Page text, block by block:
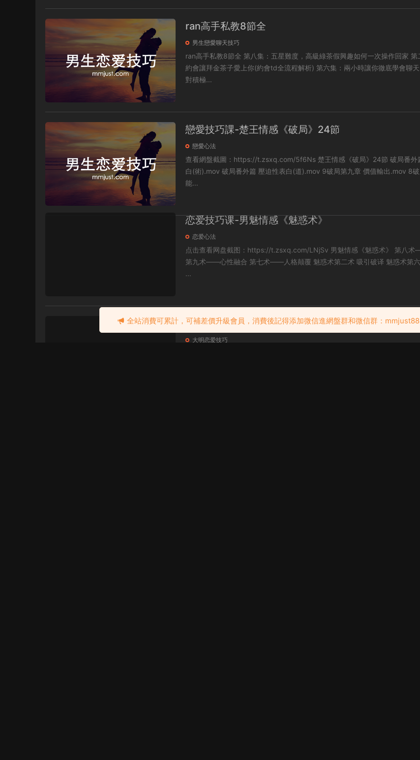
ran高手私教8節全
男生戀愛聊天技巧
ran高手私教8節全 第八集：五星難度，高級綠茶假興趣如何一次操作回家 第二集：一次
約會讓拜金茶子愛上你(約會td全流程解析) 第六集：兩小時讓你徹底學會聊天 第七集：面
對積極...
戀愛技巧課-楚王情感《破局》24節
戀愛心法
查看網盤截圖：https://t.zsxq.com/5f6Ns 楚王情感《破局》24節 破局番外篇 壓迫性表
白(術).mov 破局番外篇 壓迫性表白(道).mov 9破局第九章 價值輸出.mov 8破局第八章 萬
能...
恋爱技巧课-男魅情感《魅惑术》
恋爱心法
点击查看网盘截图：https://t.zsxq.com/LNjSv 男魅情感《魅惑术》 第八术——灵魂协议
第九术——心性融合 第七术——人格颠覆 魅惑术第二术 吸引破译 魅惑术第六术 极限引诱
从三个方面了解女人的慕强心理-大明恋爱技巧
全站消費可累計，可補差價升級會員，消費後記得添加微信進網盤群和微信群：mmjust88